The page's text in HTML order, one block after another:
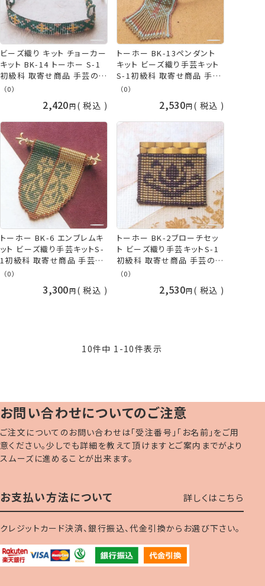
ビーズ織り キット チョーカー
キット BK-14 トーホー S-1
初級科 取寄せ商品 手芸の山
久
（0）
2,420 税込
トーホー BK-13ペンダント
キット ビーズ織り手芸キット
S-1初級科 取寄せ商品 手芸
の山久
（0）
2,530 税込
トーホー BK-6 エンブレムキ
ット ビーズ織り手芸キットS-
1初級科 取寄せ商品 手芸の
山久
（0）
3,300 税込
トーホー BK-2ブローチセッ
ト ビーズ織り手芸キットS-1
初級科 取寄せ商品 手芸の山
久
（0）
2,530 税込
10件中 1 -10件表示
お問い合わせについてのご注意
ご注文についてのお問い合わせは「受注番号」「お名前」をご用
意ください。少しでも詳細を教えて頂けますとご案内までがより
スムーズに進めることが出来ます。
お支払い方法について 詳しくはこちら
クレジットカード決済、銀行振込、代金引換からお選び下さい。